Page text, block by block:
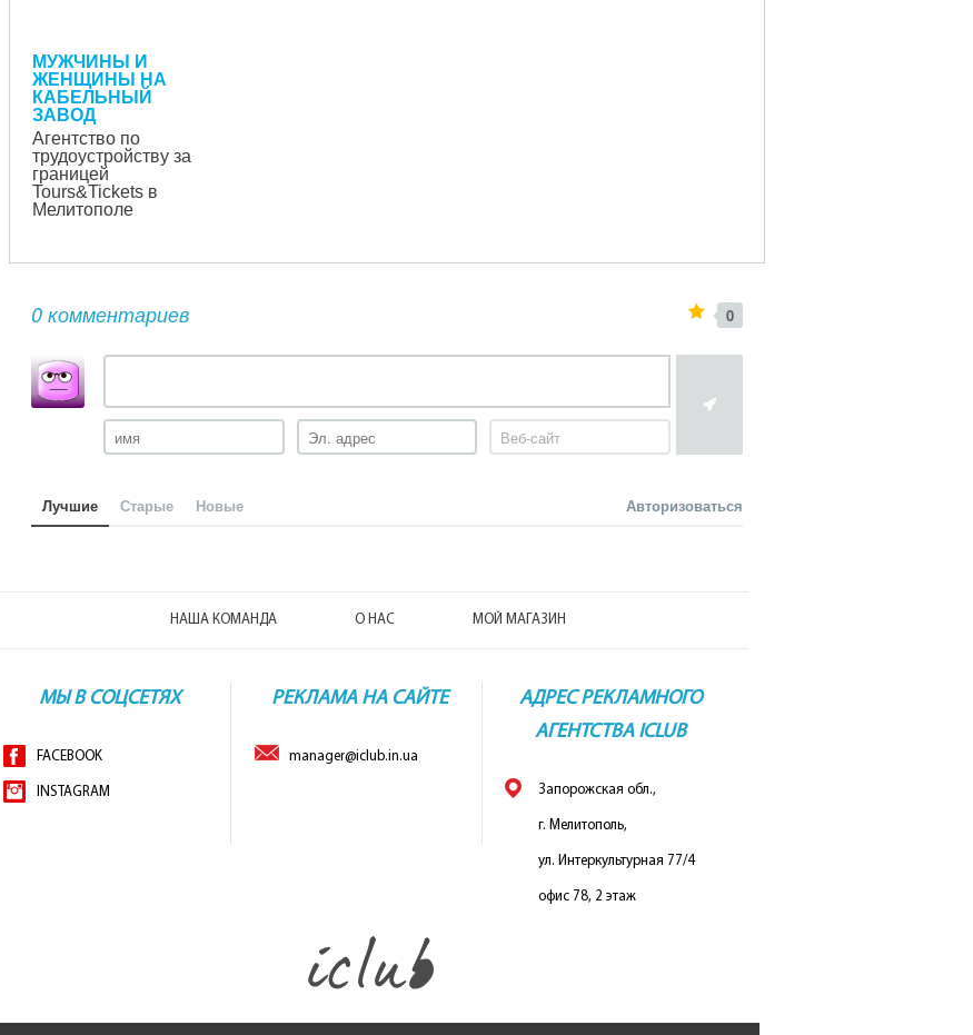
МУЖЧИНЫ И
ЖЕНЩИНЫ НА
КАБЕЛЬНЫЙ
ЗАВОД
Агентство по
трудоустройству за
границей
Tours&Tickets в
Мелитополе
0 комментариев 0
Лучшие Старые Новые Авторизоваться
НАША КОМАНДА О НАС МОЙ МАГАЗИН
МЫ В СОЦСЕТЯХ
FACEBOOK
INSTAGRAM
РЕКЛАМА НА САЙТЕ
manager@iclub.in.ua
АДРЕС РЕКЛАМНОГО
АГЕНТСТВА ICLUB
Запорожская обл.,
г. Мелитополь,
ул. Интеркультурная 77/4
офис 78, 2 этаж